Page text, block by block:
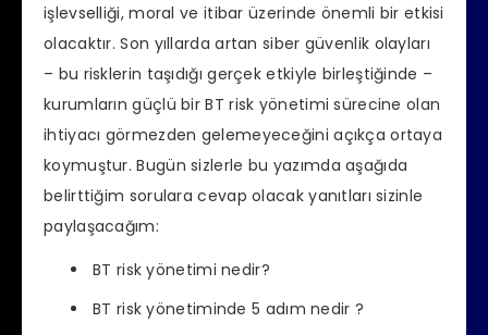
işlevselliği, moral ve itibar üzerinde önemli bir etkisi
olacaktır. Son yıllarda artan siber güvenlik olayları
– bu risklerin taşıdığı gerçek etkiyle birleştiğinde –
kurumların güçlü bir BT risk yönetimi sürecine olan
ihtiyacı görmezden gelemeyeceğini açıkça ortaya
koymuştur. Bugün sizlerle bu yazımda aşağıda
belirttiğim sorulara cevap olacak yanıtları sizinle
paylaşacağım:
BT risk yönetimi nedir?
BT risk yönetiminde 5 adım nedir ?